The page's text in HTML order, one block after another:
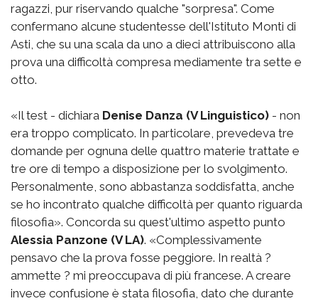
ragazzi, pur riservando qualche "sorpresa". Come
confermano alcune studentesse dell'Istituto Monti di
Asti, che su una scala da uno a dieci attribuiscono alla
prova una difficoltà compresa mediamente tra sette e
otto.
«Il test - dichiara Denise Danza (V Linguistico) - non
era troppo complicato. In particolare, prevedeva tre
domande per ognuna delle quattro materie trattate e
tre ore di tempo a disposizione per lo svolgimento.
Personalmente, sono abbastanza soddisfatta, anche
se ho incontrato qualche difficoltà per quanto riguarda
filosofia». Concorda su quest'ultimo aspetto punto
Alessia Panzone (V LA). «Complessivamente
pensavo che la prova fosse peggiore. In realtà ?
ammette ? mi preoccupava di più francese. A creare
invece confusione è stata filosofia, dato che durante